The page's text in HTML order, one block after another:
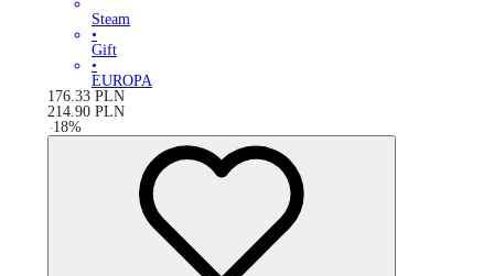
Steam
•
Gift
•
EUROPA
176.33 PLN
214.90 PLN
-18%